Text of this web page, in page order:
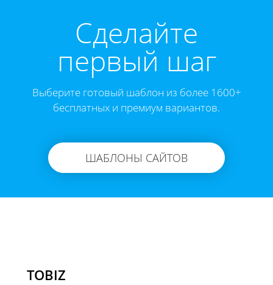
Cделайте
первый шаг
Выберите готовый шаблон из более 1600+
бесплатных и премиум вариантов.
ШАБЛОНЫ САЙТОВ
TOBIZ